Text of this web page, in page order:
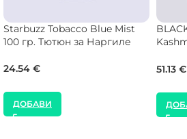
Starbuzz Tobacco Blue Mist
100 гр. Тютюн за Наргиле
24.54 €
ДОБАВИ
51.13 €